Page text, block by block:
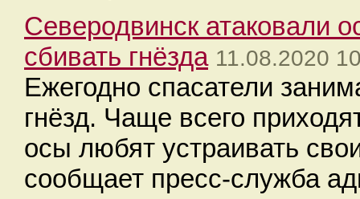
Северодвинск атаковали
сбивать гнёзда 11.08.2020
Ежегодно спасатели
гнёзд. Чаще всего
осы любят устраивать
сообщает пресс-служба